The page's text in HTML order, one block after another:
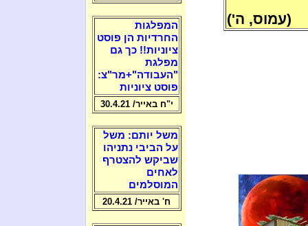
(עמוס, ה')
המפלגות
החרדיות הן פוסט
ציוניות!! כך גם
מפלגת
"העבודה"+מר"צ:
פוסט ציוניות
י"ח באייר/ 30.4.21
משל יותם: משל
על הביבי נתניהו
שביקש להצטרף
לאחים
המוסלמים
ח' באייר/ 20.4.21